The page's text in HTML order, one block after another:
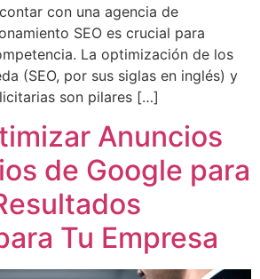
con una agencia de
SEO es crucial para
La optimización de los
(SEO, por sus siglas en inglés) y
son pilares […]
Anuncios
de Google para
Tu Empresa